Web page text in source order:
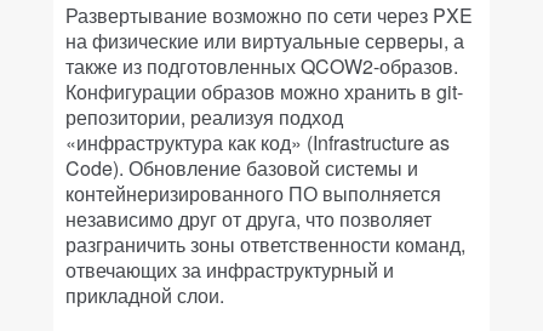
Развертывание возможно по сети через PXE
на физические или виртуальные серверы, а
также из подготовленных QCOW2-образов.
Конфигурации образов можно хранить в git-
репозитории, реализуя подход
«инфраструктура как код» (Infrastructure as
Code). Обновление базовой системы и
контейнеризированного ПО выполняется
независимо друг от друга, что позволяет
разграничить зоны ответственности команд,
отвечающих за инфраструктурный и
прикладной слои.